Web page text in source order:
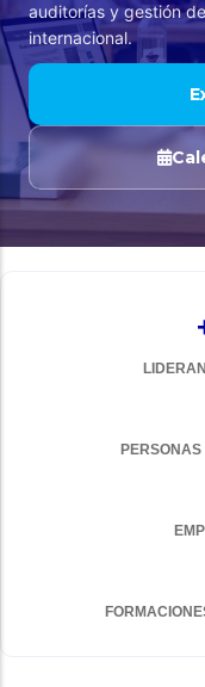
auditorías y gestión
internacional.